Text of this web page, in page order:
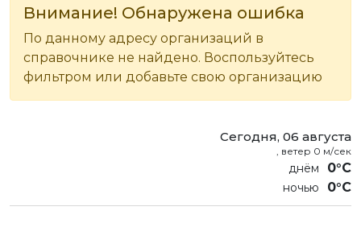
Внимание! Обнаружена ошибка
По данному адресу организаций в
справочнике не найдено. Воспользуйтесь
фильтром или добавьте свою организацию
Сегодня, 06 августа
, ветер 0 м/сек
0°C
0°C